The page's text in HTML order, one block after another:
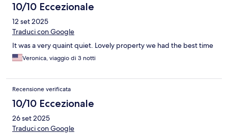
10/10 Eccezionale
12 set 2025
Traduci con Google
It was a very quaint quiet. Lovely property we had the best time
Veronica, viaggio di 3 notti
Recensione verificata
10/10 Eccezionale
26 set 2025
Traduci con Google